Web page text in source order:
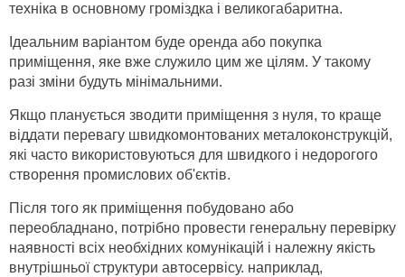
техніка в основному громіздка і великогабаритна.
Ідеальним варіантом буде оренда або покупка
приміщення, яке вже служило цим же цілям. У такому
разі зміни будуть мінімальними.
Якщо планується зводити приміщення з нуля, то краще
віддати перевагу швидкомонтованих металоконструкцій,
які часто використовуються для швидкого і недорогого
створення промислових об'єктів.
Після того як приміщення побудовано або
переобладнано, потрібно провести генеральну перевірку
наявності всіх необхідних комунікацій і належну якість
внутрішньої структури автосервісу. наприклад,